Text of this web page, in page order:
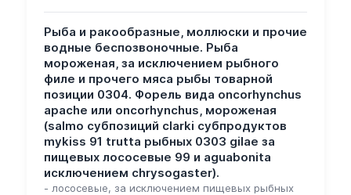
Рыба и ракообразные, моллюски и прочие
водные беспозвоночные. Рыба
мороженая, за исключением рыбного
филе и прочего мяса рыбы товарной
позиции 0304. Форель вида oncorhynchus
apache или oncorhynchus, мороженая
(salmo субпозиций clarki субпродуктов
mykiss 91 trutta рыбных 0303 gilae за
пищевых лососевые 99 и aguabonita
исключением chrysogaster).
- лососевые, за исключением пищевых рыбных